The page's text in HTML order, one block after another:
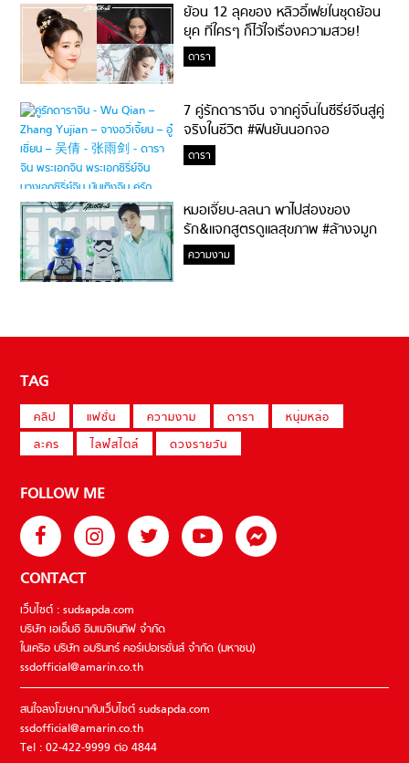
ย้อน 12 ลุคของ หลิวอี้เฟยในชุดย้อน
ยุค ที่ใครๆ ก็ไว้ใจเรื่องความสวย!
ดารา
7 คู่รักดาราจีน จากคู่จิ้นในซีรี่ย์จีนสู่คู่
จริงในชีวิต #ฟินยันนอกจอ
ดารา
หมอเจี๊ยบ-ลลนา พาไปส่องของ
รัก&แจกสูตรดูแลสุขภาพ #ล้างจมูก
ไม่ยากจะสอนให้
ความงาม
TAG
คลิป แฟชั่น ความงาม ดารา
หนุ่มหล่อ
ละคร
ไลฟ์สไตล์ ดวงรายวัน
FOLLOW ME
CONTACT
เว็บไซต์ : sudsapda.com
บริษัท เอเอ็มอี อิมเมจิเนทีฟ จำกัด
ในเครือ บริษัท อมรินทร์ คอร์เปอเรชั่นส์ จำกัด (มหาชน)
ssdofficial@amarin.co.th
สนใจลงโฆษณากับเว็บไซต์ sudsapda.com
ssdofficial@amarin.co.th
Tel : 02-422-9999 ต่อ 4844